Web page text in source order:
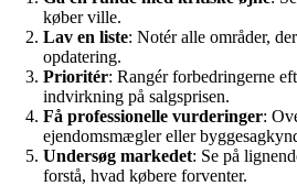
køber ville.
Lav en liste: Notér alle områder,
opdatering.
Prioritér: Rangér forbedringerne
indvirkning på salgsprisen.
Få professionelle vurderinger:
ejendomsmægler eller
Undersøg markedet: Se på
forstå, hvad købere forventer.